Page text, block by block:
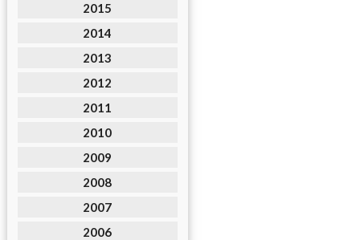
2015
2014
2013
2012
2011
2010
2009
2008
2007
2006